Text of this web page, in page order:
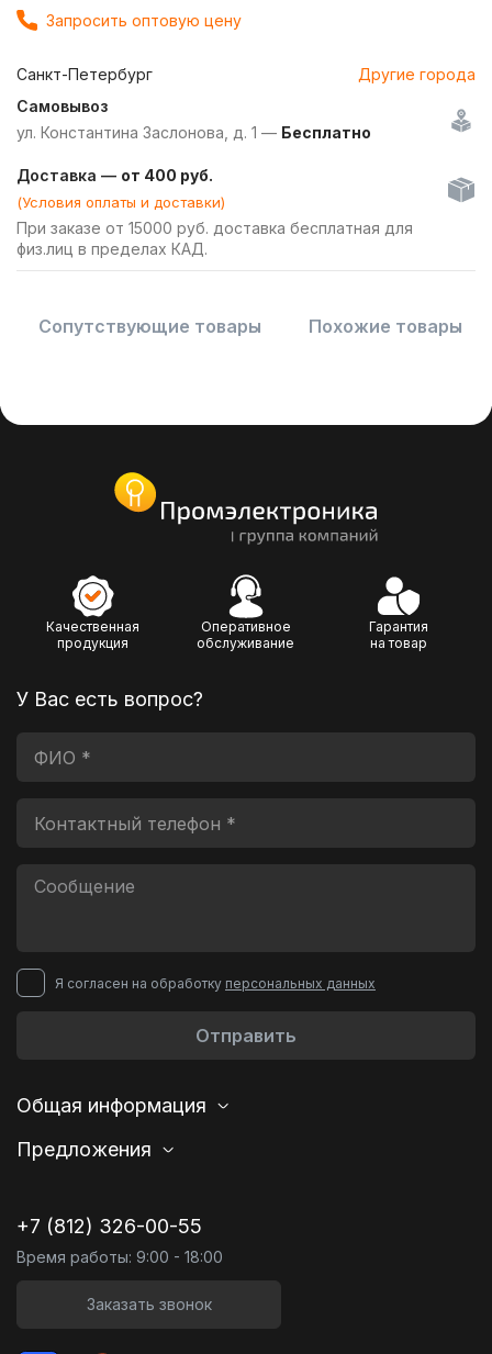
Запросить оптовую цену
Санкт-Петербург
Другие города
Самовывоз
ул. Константина Заслонова, д. 1 — Бесплатно
Доставка — от 400 руб.
(Условия оплаты и доставки)
При заказе от 15000 руб. доставка бесплатная для
физ.лиц в пределах КАД.
Сопутствующие товары Похожие товары
Качественная
продукция
Оперативное
обслуживание
Гарантия
на товар
У Вас есть вопрос?
Я согласен на обработку персональных данных
Отправить
Общая информация
Предложения
+7 (812) 326-00-55
Время работы: 9:00 - 18:00
Заказать звонок